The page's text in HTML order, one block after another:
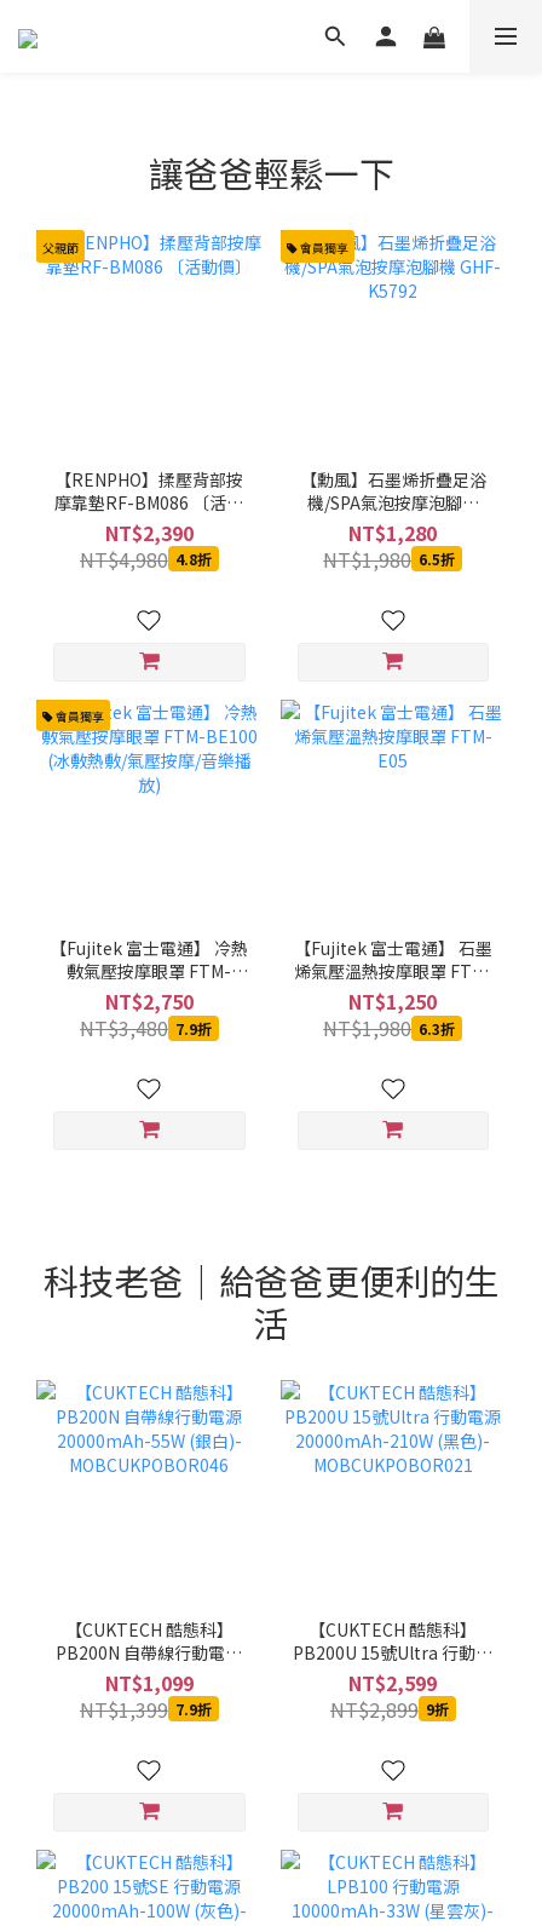
讓爸爸輕鬆一下
父親節
【RENPHO】揉壓背部按
摩靠墊RF-BM086 〔活動
價〕
NT$2,390
NT$4,980 4.8折
會員獨享
【勳風】石墨烯折疊足浴
機/SPA氣泡按摩泡腳機
GHF-K5792
NT$1,280
NT$1,980 6.5折
會員獨享
【Fujitek 富士電通】 冷熱
敷氣壓按摩眼罩 FTM-
BE100 (冰敷熱敷/氣壓按
摩/音樂播放)
NT$2,750
NT$3,480 7.9折
【Fujitek 富士電通】 石墨
烯氣壓溫熱按摩眼罩 FTM-
E05
NT$1,250
NT$1,980 6.3折
科技老爸｜給爸爸更便利的生
活
【CUKTECH 酷態科】
PB200N 自帶線行動電源
20000mAh-55W (銀白)-
MOBCUKPOBOR046
NT$1,099
NT$1,399 7.9折
【CUKTECH 酷態科】
PB200U 15號Ultra 行動電
源 20000mAh-210W (黑
色)-MOBCUKPOBOR021
NT$2,599
NT$2,899 9折